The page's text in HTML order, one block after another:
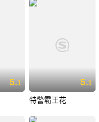
5.1 5.1
特警霸王花